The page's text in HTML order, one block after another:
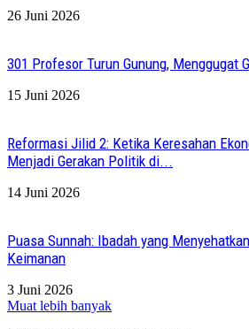
26 Juni 2026
301 Profesor Turun Gunung, Menggugat
15 Juni 2026
Reformasi Jilid 2: Ketika Keresahan
Menjadi Gerakan Politik di...
14 Juni 2026
Puasa Sunnah: Ibadah yang
Keimanan
3 Juni 2026
Muat lebih banyak